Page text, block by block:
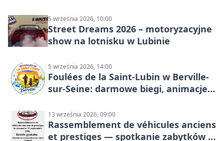
5 września 2026, 10:00
Street Dreams 2026 – motoryzacyjne
show na lotnisku w Lubinie
5 września 2026, 14:00
Foulées de la Saint-Lubin w Berville-
sur-Seine: darmowe biegi, animacje i
13 września 2026, 09:00
Rassemblement de véhicules anciens
et prestiges — spotkanie zabytków i